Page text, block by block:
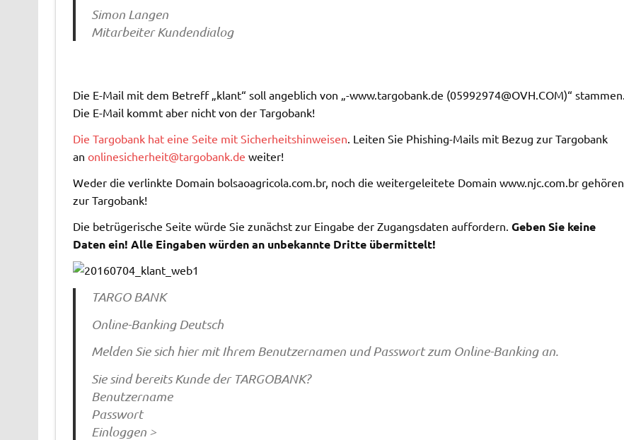
Simon Langen
Mitarbeiter Kundendialog
Die E-Mail mit dem Betreff „klant“ soll angeblich von „-www.targobank.de (05992974@OVH.COM)“ stammen.
Die E-Mail kommt aber nicht von der Targobank!
Die Targobank hat eine Seite mit Sicherheitshinweisen . Leiten Sie Phishing-Mails mit Bezug zur Targobank
an onlinesicherheit@targobank.de weiter!
Weder die verlinkte Domain bolsaoagricola.com.br, noch die weitergeleitete Domain www.njc.com.br gehören
zur Targobank!
Die betrügerische Seite würde Sie zunächst zur Eingabe der Zugangsdaten auffordern. Geben Sie keine
Daten ein! Alle Eingaben würden an unbekannte Dritte übermittelt!
TARGO BANK
Online-Banking Deutsch
Melden Sie sich hier mit Ihrem Benutzernamen und Passwort zum Online-Banking an.
Sie sind bereits Kunde der TARGOBANK?
Benutzername
Passwort
Einloggen >